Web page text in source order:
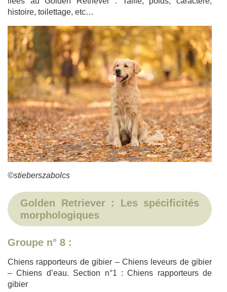
histoire, toilettage, etc…
©stieberszabolcs
Golden Retriever : Les spécificités
morphologiques
Groupe n° 8 :
Chiens rapporteurs de gibier – Chiens leveurs de gibier
– Chiens d’eau. Section n°1 : Chiens rapporteurs de
gibier